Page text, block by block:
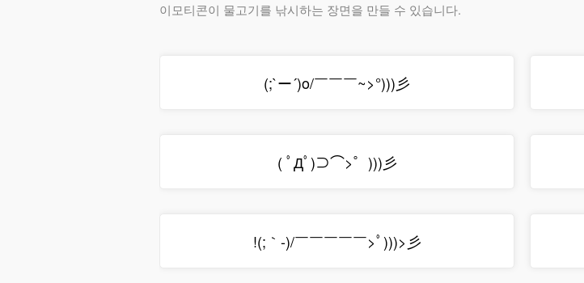
이모티콘이 물고기를 낚시하는 장면을 만들 수 있습니다.
(;`ー´)o/￣￣￣~>°)))彡
( ﾟДﾟ)⊃⌒>゜)))彡
!(;｀-)/￣￣￣￣￣>ﾟ)))>彡